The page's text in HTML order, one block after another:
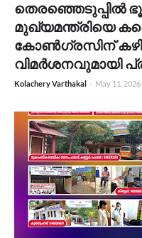
തെരഞ്ഞെടുപ്പിൽ
മുഖ്യമന്ത്രിയെ
കോൺഗ്രസിന്
വിമർശനവുമായി
Kolachery Varthakal - May 11, 2026